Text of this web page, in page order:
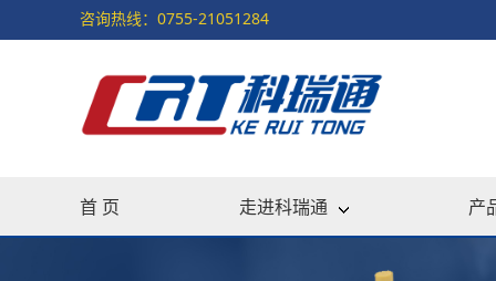
咨询热线：0755-21051284
首 页 走进科瑞通 产